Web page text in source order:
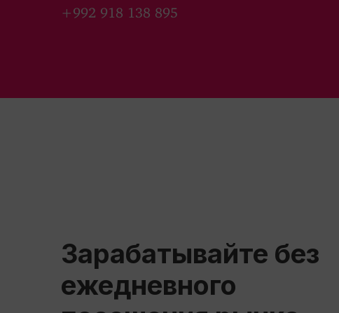
+992 918 138 895
Зарабатывайте без
ежедневного